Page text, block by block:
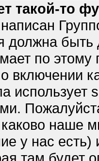
такой-то
должна быть
по
включении
использует
наше
у нас есть)